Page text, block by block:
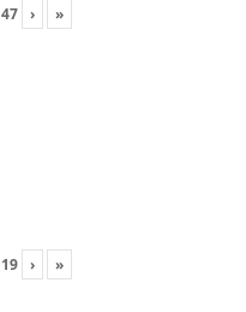
47 › »
19 › »